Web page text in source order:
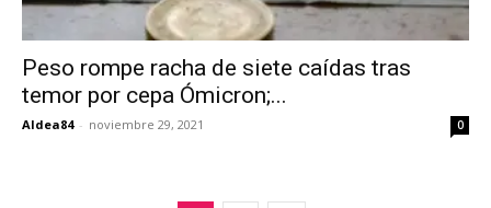
Peso rompe racha de siete caídas tras
temor por cepa Ómicron;...
Aldea84 - noviembre 29, 2021 0